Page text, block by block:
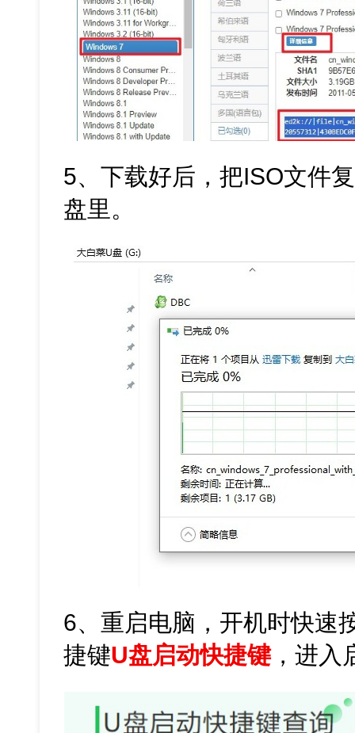
5、下载好后，把ISO文件
盘里。
6、重启电脑，开机时快速
捷键U盘启动快捷键，进入